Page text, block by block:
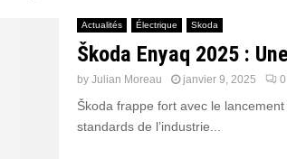
Actualités Électrique Skoda
Škoda Enyaq 2025 :
by Julian Moreau janvier 9, 2025 0
Škoda frappe fort avec le
standards de l’industrie...